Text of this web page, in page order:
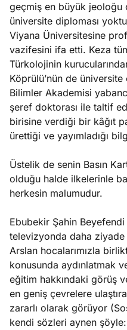
geçmiş en büyük jeoloğu
üniversite diploması
Viyana Üniversitesine
vazifesini ifa etti. Keza
Türkolojinin
Köprülü’nün de
Bilimler Akademisi
şeref doktorası ile taltif
birisine verdiği bir kâğıt
ürettiği ve yayımladığı
Üstelik de senin Basın
olduğu halde ilkelerinle
herkesin malumudur.
Ebubekir Şahin
televizyonda daha ziyade
Arslan hocalarımızla
konusunda aydınlatmak
eğitim hakkındaki görüş
en geniş çevrelere
zararlı olarak görüyor
kendi sözleri aynen